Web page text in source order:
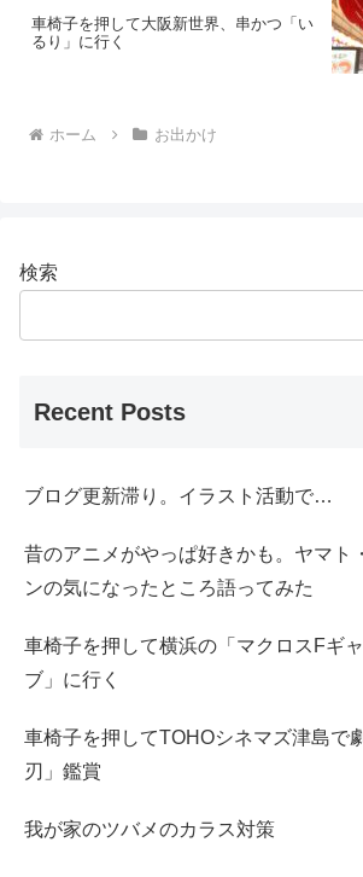
車椅子を押して大阪新世界、串かつ「い
るり」に行く
ホーム お出かけ
検索
Recent Posts
ブログ更新滞り。イラスト活動で…
昔のアニメがやっぱ好きかも。ヤマト
ンの気になったところ語ってみた
車椅子を押して横浜の「マクロスFギ
ブ」に行く
車椅子を押してTOHOシネマズ津島で
刃」鑑賞
我が家のツバメのカラス対策